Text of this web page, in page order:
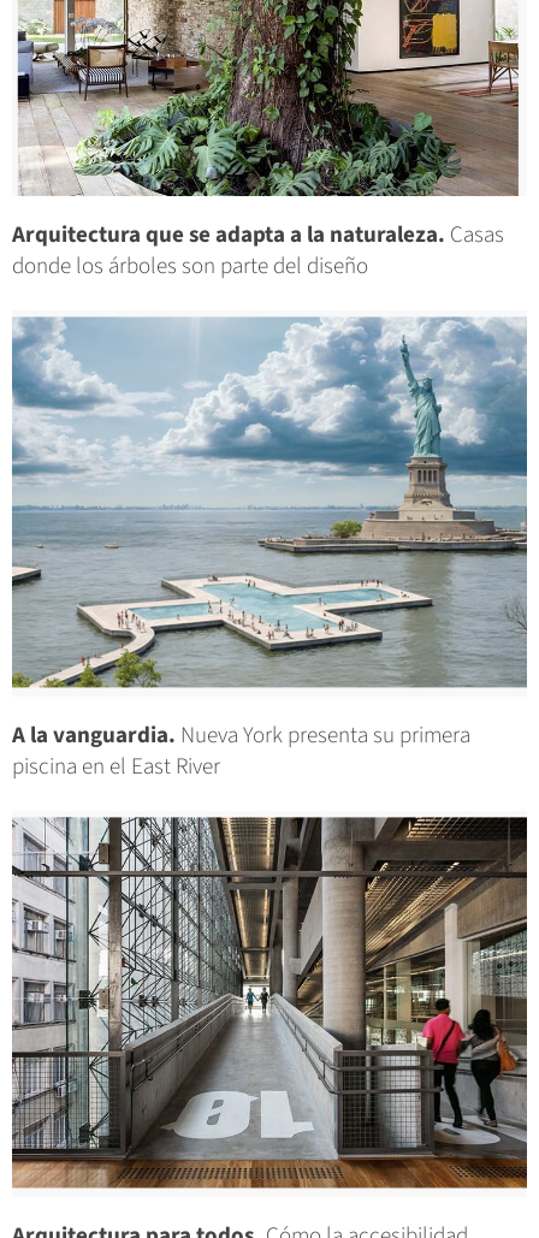
Arquitectura que se adapta a la naturaleza. Casas
donde los árboles son parte del diseño
A la vanguardia. Nueva York presenta su primera
piscina en el East River